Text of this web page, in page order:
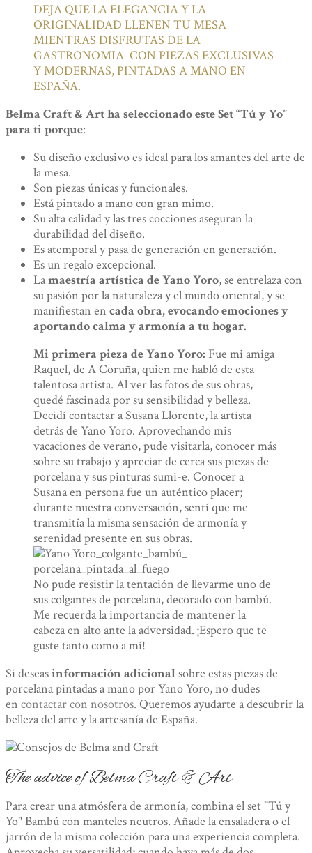
DEJA QUE LA ELEGANCIA Y LA
ORIGINALIDAD LLENEN TU MESA
MIENTRAS DISFRUTAS DE LA
GASTRONOMIA CON PIEZAS EXCLUSIVAS
Y MODERNAS, PINTADAS A MANO EN
ESPAÑA.
Belma Craft & Art ha seleccionado este Set “Tú y Yo”
para ti porque:
Su diseño exclusivo es ideal para los amantes del arte de
la mesa.
Son piezas únicas y funcionales.
Está pintado a mano con gran mimo.
Su alta calidad y las tres cocciones aseguran la
durabilidad del diseño.
Es atemporal y pasa de generación en generación.
Es un regalo excepcional.
Lamaestría artística de Yano Yoro, se entrelaza con
su pasión por la naturaleza y el mundo oriental, y se
manifiestan en cada obra, evocando emociones y
aportando calma y armonía a tu hogar.
Mi primera pieza de Yano Yoro: Fue mi amiga
Raquel, de A Coruña, quien me habló de esta
talentosa artista. Al ver las fotos de sus obras,
quedé fascinada por su sensibilidad y belleza.
Decidí contactar a Susana Llorente, la artista
detrás de Yano Yoro. Aprovechando mis
vacaciones de verano, pude visitarla, conocer más
sobre su trabajo y apreciar de cerca sus piezas de
porcelana y sus pinturas sumi-e. Conocer a
Susana en persona fue un auténtico placer;
durante nuestra conversación, sentí que me
transmitía la misma sensación de armonía y
serenidad presente en sus obras.
No pude resistir la tentación de llevarme uno de
sus colgantes de porcelana, decorado con bambú.
Me recuerda la importancia de mantener la
cabeza en alto ante la adversidad. ¡Espero que te
guste tanto como a mí!
Si deseasinformación adicionalsobre estas piezas de
porcelana pintadas a mano por Yano Yoro, no dudes
en contactar con nosotros. Queremos ayudarte a descubrir la
belleza del arte y la artesanía de España.
The advice of Belma Craft & Art
Para crear una atmósfera de armonía, combina el set "Tú y
Yo" Bambú con manteles neutros. Añade la ensaladera o el
jarrón de la misma colección para una experiencia completa.